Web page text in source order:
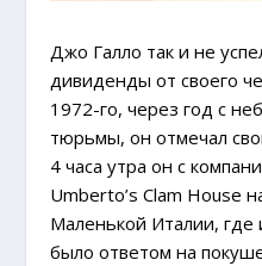
Джо Галло так и не
дивиденды от своего
1972-го, через год с
тюрьмы, он отмечал
4 часа утра он с
Umberto’s Clam House
Маленькой Италии, где
было ответом на